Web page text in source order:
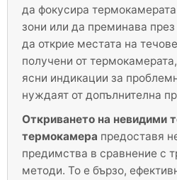
да фокусира
зони или да преминава
да открие местата на
получени от
ясни индикации за
нуждаят от допълнителна
Откриването на невидими
термокамера предоставя
предимства в сравнение с
методи. То е бързо,